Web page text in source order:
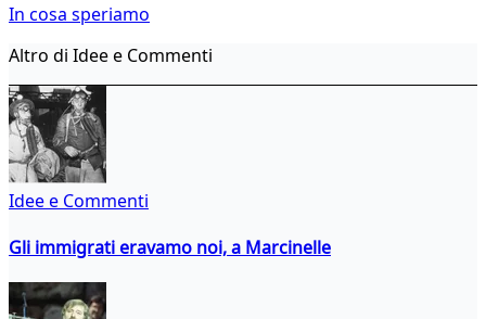
In cosa speriamo
Altro di Idee e Commenti
Idee e Commenti
Gli immigrati eravamo noi, a Marcinelle